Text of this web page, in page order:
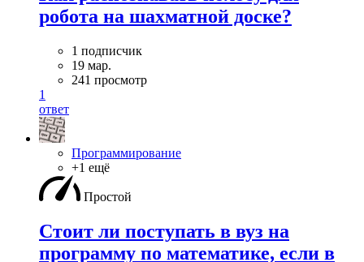
робота на шахматной доске?
1 подписчик
19 мар.
241 просмотр
1
ответ
Программирование
+1 ещё
Простой
Стоит ли поступать в вуз на
программу по математике, если в